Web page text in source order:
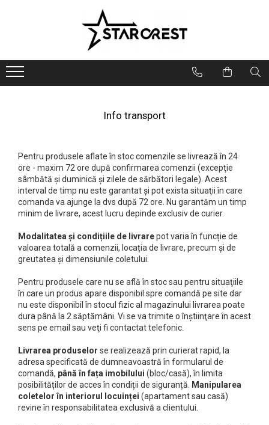
Electrocasnice Mari
Aparate frigorifice
Vitrină de vinuri
Masini de spalat vase
Hotă bucătărie
Plită incorporabilă
Cuptor electric
Cuptor cu microunde
Electrocasnice Mici
Electrocasnice bucătărie
Role pungi vidat
Blendere & Tocatoare
Espressor cafea
Fierbător apă
Grătar electric
Mașină de făcut gheață
Robot de bucătărie
Sandwich maker
Fier de călcat
Ingrijire personală
Info transport
Pentru produsele aflate în stoc comenzile se livrează în 24
ore - maxim 72 ore după confirmarea comenzii (excepţie
sâmbătă şi duminică şi zilele de sărbători legale). Acest
interval de timp nu este garantat şi pot exista situaţii în care
comanda va ajunge la dvs după 72 ore. Nu garantăm un timp
minim de livrare, acest lucru depinde exclusiv de curier.
Modalitatea și condițiile de livrarepot varia în funcție de
valoarea totală a comenzii, locația de livrare, precum și de
greutatea și dimensiunile coletului.
Pentru produsele care nu se află în stoc sau pentru situaţiile
în care un produs apare disponibil spre comandă pe site dar
nu este disponibil în stocul fizic al magazinului livrarea poate
dura până la 2 săptămâni. Vi se va trimite o înştiinţare în acest
sens pe email sau veţi fi contactat telefonic.
Livrarea produselor se realizează prin curierat rapid, la
adresa specificată de dumneavoastră în formularul de
comandă, până în fața imobilului (bloc/casă), în limita
posibilităților de acces în condiții de siguranță.
Manipularea
coletelor în interiorul locuinței (apartament sau casă)
revine în responsabilitatea exclusivă a clientului.